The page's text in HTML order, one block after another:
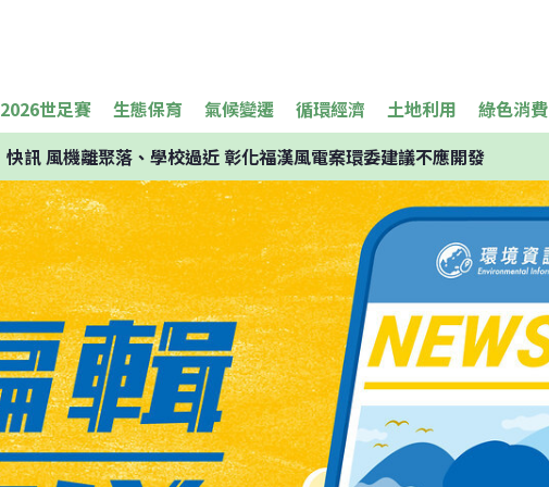
2026世足賽 生態保育 氣候變遷 循環經濟 土地利用 綠色消費
快訊風機離聚落、學校過近 彰化福漢風電案環委建議不應開發